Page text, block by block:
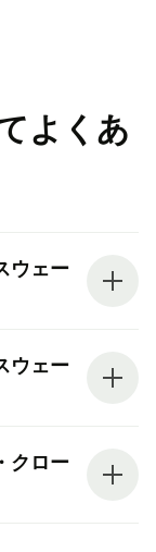
よくあ
ウェー
ウェー
クロー